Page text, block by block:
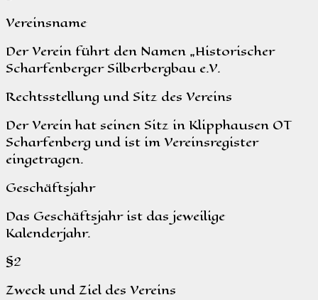
Vereinsname
Der Verein führt den Namen „Historischer
Scharfenberger Silberbergbau e.V.
Rechtsstellung und Sitz des Vereins
Der Verein hat seinen Sitz in Klipphausen OT
Scharfenberg und ist im Vereinsregister
eingetragen.
Geschäftsjahr
Das Geschäftsjahr ist das jeweilige
Kalenderjahr.
§2
Zweck und Ziel des Vereins